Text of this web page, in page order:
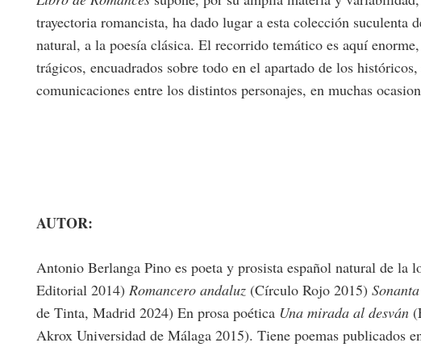
trayectoria romancista, ha dado lugar a esta colección
natural, a la poesía clásica. El recorrido temático es aquí
trágicos, encuadrados sobre todo en el apartado de los
comunicaciones entre los distintos personajes, en muchas
AUTOR:
Antonio Berlanga Pino es poeta y prosista español natural de la
Editorial 2014) Romancero andaluz (Círculo Rojo 2015)
de Tinta, Madrid 2024) En prosa poética Una mirada al desván
Akrox Universidad de Málaga 2015). Tiene poemas publicados